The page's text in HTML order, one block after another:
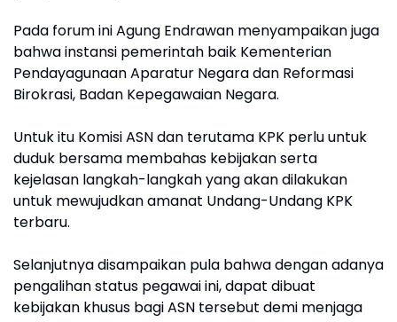
Pada forum ini Agung Endrawan menyampaikan juga
bahwa instansi pemerintah baik Kementerian
Pendayagunaan Aparatur Negara dan Reformasi
Birokrasi, Badan Kepegawaian Negara.
Untuk itu Komisi ASN dan terutama KPK perlu untuk
duduk bersama membahas kebijakan serta
kejelasan langkah-langkah yang akan dilakukan
untuk mewujudkan amanat Undang-Undang KPK
terbaru.
Selanjutnya disampaikan pula bahwa dengan adanya
pengalihan status pegawai ini, dapat dibuat
kebijakan khusus bagi ASN tersebut demi menjaga